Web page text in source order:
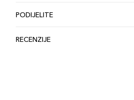
PODIJELITE
RECENZIJE